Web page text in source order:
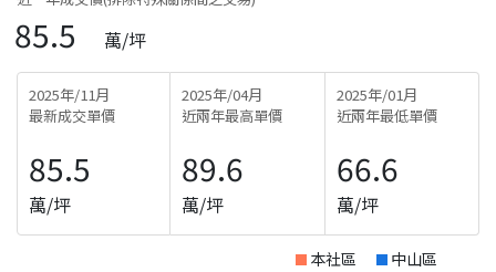
85.5 萬/坪
2025年/11月
最新成交單價
85.5
萬/坪
2025年/04月
近兩年最高單價
89.6
萬/坪
2025年/01月
近兩年最低單價
66.6
萬/坪
本社區 中山區